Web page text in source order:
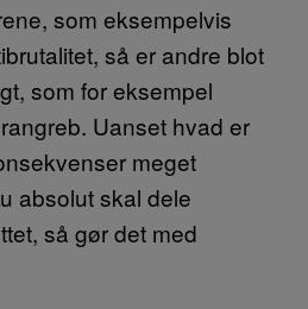
som eksempelvis
så er andre blot
som for eksempel
Uanset hvad er
meget
absolut skal dele
så gør det med